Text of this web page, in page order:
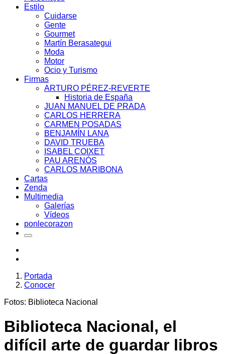
Estilo
Cuidarse
Gente
Gourmet
Martín Berasategui
Moda
Motor
Ocio y Turismo
Firmas
ARTURO PÉREZ-REVERTE
Historia de España
JUAN MANUEL DE PRADA
CARLOS HERRERA
CARMEN POSADAS
BENJAMÍN LANA
DAVID TRUEBA
ISABEL COIXET
PAU ARENÓS
CARLOS MARIBONA
Cartas
Zenda
Multimedia
Galerías
Vídeos
ponlecorazon
Portada
Conocer
Fotos: Biblioteca Nacional
Biblioteca Nacional, el
difícil arte de guardar libros